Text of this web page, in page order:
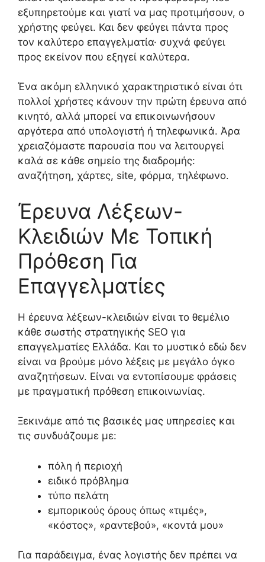
εξυπηρετούμε και γιατί να μας προτιμήσουν, ο
χρήστης φεύγει. Και δεν φεύγει πάντα προς
τον καλύτερο επαγγελματία· συχνά φεύγει
προς εκείνον που εξηγεί καλύτερα.
Ένα ακόμη ελληνικό χαρακτηριστικό είναι ότι
πολλοί χρήστες κάνουν την πρώτη έρευνα από
κινητό, αλλά μπορεί να επικοινωνήσουν
αργότερα από υπολογιστή ή τηλεφωνικά. Άρα
χρειαζόμαστε παρουσία που να λειτουργεί
καλά σε κάθε σημείο της διαδρομής:
αναζήτηση, χάρτες, site, φόρμα, τηλέφωνο.
Έρευνα Λέξεων-
Κλειδιών Με Τοπική
Πρόθεση Για
Επαγγελματίες
Η έρευνα λέξεων-κλειδιών είναι το θεμέλιο
κάθε σωστής στρατηγικής SEO για
επαγγελματίες Ελλάδα. Και το μυστικό εδώ δεν
είναι να βρούμε μόνο λέξεις με μεγάλο όγκο
αναζητήσεων. Είναι να εντοπίσουμε φράσεις
με πραγματική πρόθεση επικοινωνίας.
Ξεκινάμε από τις βασικές μας υπηρεσίες και
τις συνδυάζουμε με:
πόλη ή περιοχή
ειδικό πρόβλημα
τύπο πελάτη
εμπορικούς όρους όπως «τιμές»,
«κόστος», «ραντεβού», «κοντά μου»
Για παράδειγμα, ένας λογιστής δεν πρέπει να